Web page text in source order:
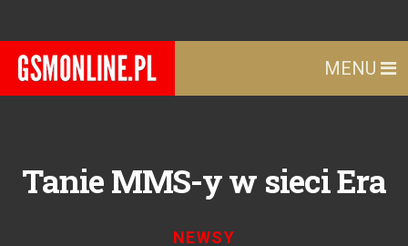
MENU
Tanie MMS-y w sieci Era
NEWSY